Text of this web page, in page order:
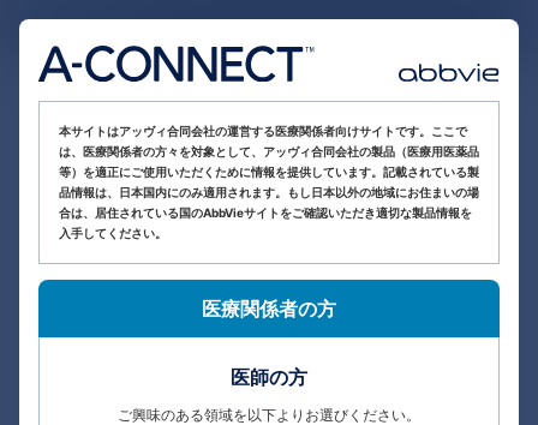
本サイトはアッヴィ合同会社の運営する医療関係者向けサイトです。ここで
は、医療関係者の方々を対象として、アッヴィ合同会社の製品（医療用医薬品
等）を適正にご使用いただくために情報を提供しています。記載されている製
品情報は、日本国内にのみ適用されます。もし日本以外の地域にお住まいの場
合は、居住されている国のAbbVieサイトをご確認いただき適切な製品情報を
入手してください。
医療関係者の方
医師の方
ご興味のある領域を以下よりお選びください。